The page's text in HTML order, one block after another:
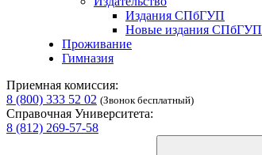
Издания СПбГУП
Новые издания СПбГУП
Проживание
Гимназия
Приемная комиссия:
8 (800) 333 52 02 (Звонок бесплатный)
Справочная Университета:
8 (812) 269-57-58